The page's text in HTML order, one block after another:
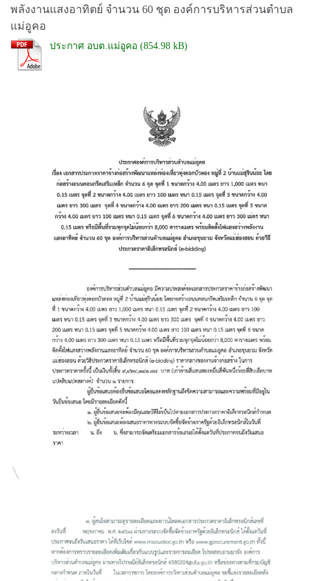
พลังงานแสงอาทิตย์ จำนวน 60 ชุด องค์การบริหารส่วนตำบล
แม่อูคอ
ประกาศ อบต.แม่อูคอ